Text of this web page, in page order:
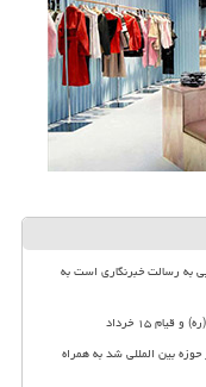
به رسالت خبرنگاری است به
۱۵ خرداد
بین المللی شد به همراه